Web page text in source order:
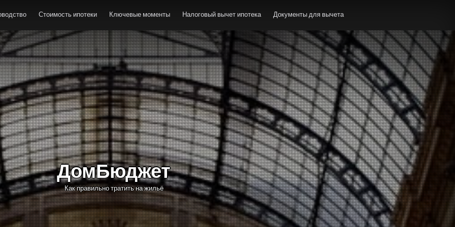
Стоимость ипотеки Ключевые моменты Налоговый вычет ипотека Документы для вычета
ДомБюджет
Как правильно тратить на жильё